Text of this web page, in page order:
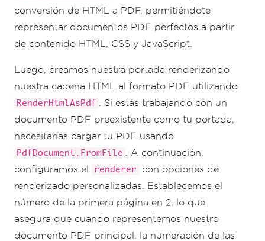
conversión de HTML a PDF, permitiéndote
representar documentos PDF perfectos a partir
de contenido HTML, CSS y JavaScript.
Luego, creamos nuestra portada renderizando
nuestra cadena HTML al formato PDF utilizando
RenderHtmlAsPdf
. Si estás trabajando con un
documento PDF preexistente como tu portada,
necesitarías cargar tu PDF usando
PdfDocument.FromFile
. A continuación,
configuramos el
renderer
con opciones de
renderizado personalizadas. Establecemos el
número de la primera página en 2, lo que
asegura que cuando representemos nuestro
documento PDF principal, la numeración de las